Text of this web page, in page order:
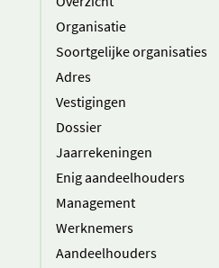
Organisatie
Soortgelijke organisaties
Adres
Vestigingen
Dossier
Jaarrekeningen
Enig aandeelhouders
Management
Werknemers
Aandeelhouders